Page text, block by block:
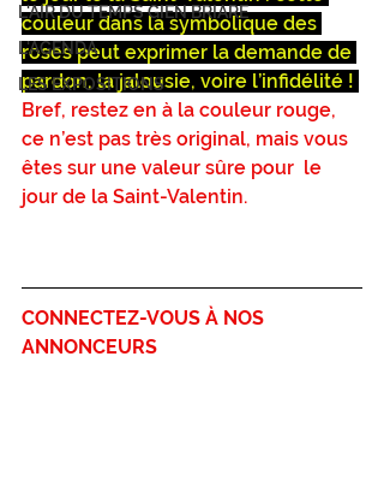
L'AIR DU TEMPS GIEN BRIARE
L'AGENDA
LES EXPOSITIONS
couleur dans la symbolique des
roses peut exprimer la demande de
pardon, la jalousie, voire l’infidélité !
Bref, restez en à la couleur rouge,
ce n’est pas très original, mais vous
êtes sur une valeur sûre pour  le
jour de la Saint-Valentin.
CONNECTEZ-VOUS À NOS
ANNONCEURS